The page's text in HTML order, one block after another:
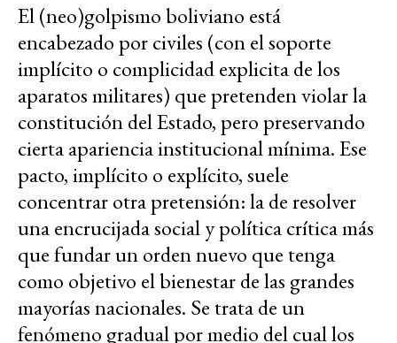
El (neo)golpismo boliviano está
encabezado por civiles (con el soporte
implícito o complicidad explicita de los
aparatos militares) que pretenden violar la
constitución del Estado, pero preservando
cierta apariencia institucional mínima. Ese
pacto, implícito o explícito, suele
concentrar otra pretensión: la de resolver
una encrucijada social y política crítica más
que fundar un orden nuevo que tenga
como objetivo el bienestar de las grandes
mayorías nacionales. Se trata de un
fenómeno gradual por medio del cual los